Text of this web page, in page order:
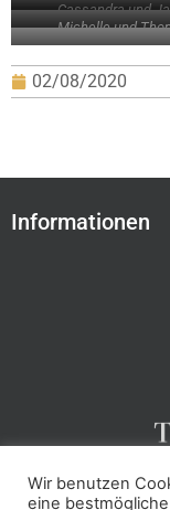
Cassandra und
Michelle und
02/08/2020
Informationen
Kontakt
Wir benutzen
eine